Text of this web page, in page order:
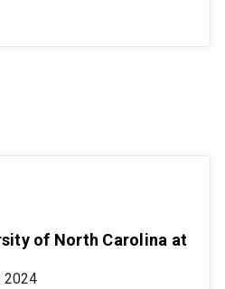
of North Carolina at
2024